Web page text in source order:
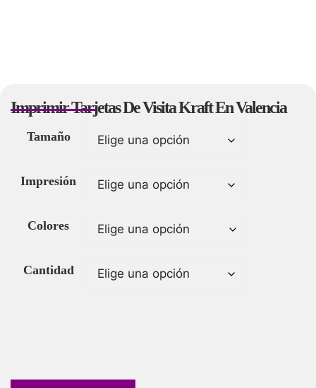
Imprimir Tarjetas De Visita Kraft En Valencia
Tamaño
Impresión
Colores
Cantidad